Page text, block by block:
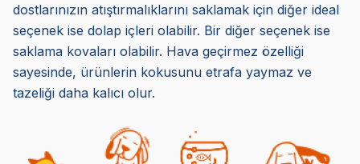
dostlarınızın atıştırmalıklarını saklamak için diğer ideal
seçenek ise dolap içleri olabilir. Bir diğer seçenek ise
saklama kovaları olabilir. Hava geçirmez özelliği
sayesinde, ürünlerin kokusunu etrafa yaymaz ve
tazeliği daha kalıcı olur.